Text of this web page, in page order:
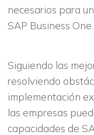
necesarios para
SAP Business One.
Siguiendo las
resolviendo
implementación
las empresas
capacidades de